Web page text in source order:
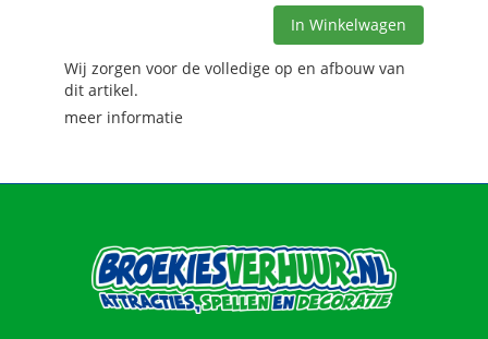
In Winkelwagen
Wij zorgen voor de volledige op en afbouw van
dit artikel.
meer informatie